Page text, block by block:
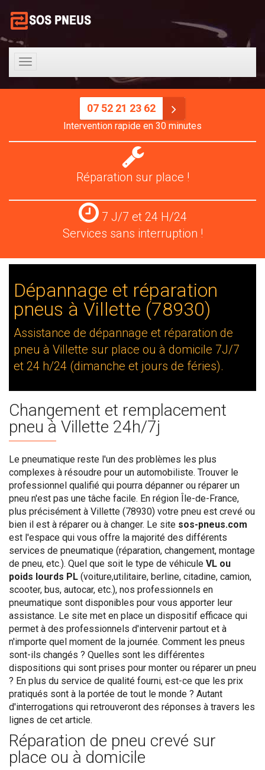
Toggle
navigation
07 52 21 23 62
Intervention rapide en 30 minutes
Réparation
pneus
Réparation sur place !
Services
24
H/24
7 J/7 et 24 H/24
Services sans interruption !
Dépannage et réparation
pneus à Villette (78930)
Assistance de dépannage et réparation de
pneu à Villette sur place ou à domicile 7J/7
et 24 h/24 (dimanche et jours de féries).
Changement et remplacement
pneu à Villette 24h/7j
Le pneumatique reste l'un des problèmes les plus
complexes à résoudre pour un automobiliste. Trouver le
professionnel qualifié qui pourra dépanner ou réparer un
pneu n'est pas une tâche facile. En région Île-de-France,
plus précisément à Villette (78930) votre pneu est crevé ou
bien il est à réparer ou à changer. Le site sos-pneus.com
est l'espace qui vous offre la majorité des différents
services de pneumatique (réparation, changement, montage
de pneu, etc.). Quel que soit le type de véhicule VL ou
poids lourds PL (voiture,utilitaire, berline, citadine, camion,
scooter, bus, autocar, etc.), nos professionnels en
pneumatique sont disponibles pour vous apporter leur
assistance. Le site met en place un dispositif efficace qui
permet à des professionnels d'intervenir partout et à
n'importe quel moment de la journée. Comment les pneus
sont-ils changés ? Quelles sont les différentes
dispositions qui sont prises pour monter ou réparer un pneu
? En plus du service de qualité fourni, est-ce que les prix
pratiqués sont à la portée de tout le monde ? Autant
d'interrogations qui retrouveront des réponses à travers les
lignes de cet article.
Réparation de pneu crevé sur
place ou à domicile